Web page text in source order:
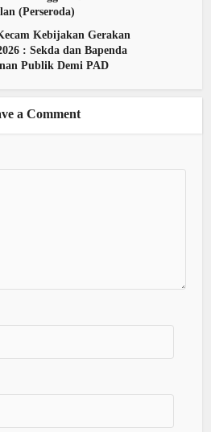
(Perseroda)
Kebijakan Gerakan
: Sekda dan Bapenda
Publik Demi PAD
a Comment